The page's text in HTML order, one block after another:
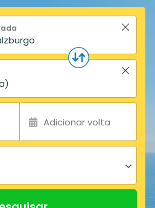
pesquisa
Adicionar volta